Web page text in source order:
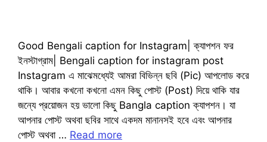
Good Bengali caption for Instagram| ক্যাপশন ফর
ইনস্টাগ্রাম| Bengali caption for instagram post
Instagram এ মাঝেমধ্যেই আমরা বিভিন্ন ছবি (Pic) আপলোড করে
থাকি। আবার কখনো কখনো এমন কিছু পোস্ট (Post) দিয়ে থাকি যার
জন্যে প্রয়োজন হয় ভালো কিছু Bangla caption ক্যাপশন। যা
আপনার পোস্ট অথবা ছবির সাথে একদম মানানসই হবে এবং আপনার
পোস্ট অথবা … Read more